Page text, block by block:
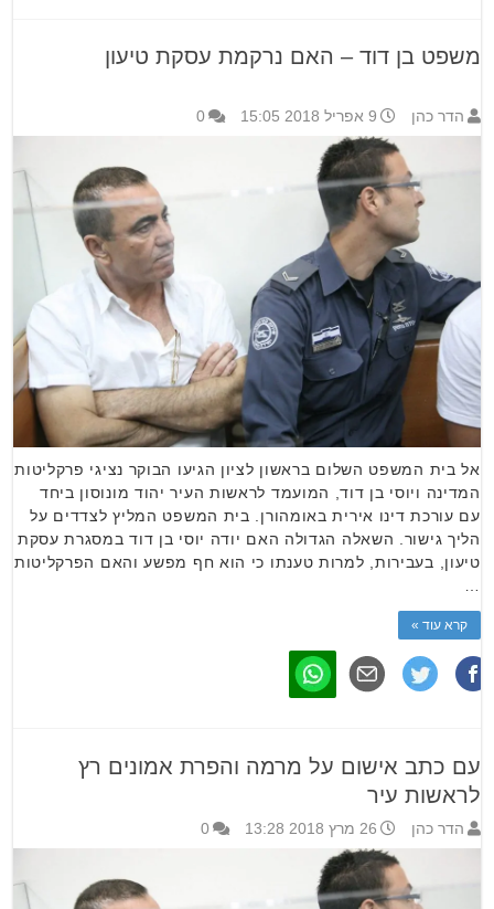
משפט בן דוד – האם נרקמת עסקת טיעון
הדר כהן 9 אפריל 2018 15:05 0
אל בית המשפט השלום בראשון לציון הגיעו הבוקר נציגי פרקליטות
המדינה ויוסי בן דוד, המועמד לראשות העיר יהוד מונוסון ביחד
עם עורכת דינו אירית באומהורן. בית המשפט המליץ לצדדים על
הליך גישור. השאלה הגדולה האם יודה יוסי בן דוד במסגרת עסקת
טיעון, בעבירות, למרות טענתו כי הוא חף מפשע והאם הפרקליטות
…
קרא עוד »
עם כתב אישום על מרמה והפרת אמונים רץ
לראשות עיר
הדר כהן 26 מרץ 2018 13:28 0